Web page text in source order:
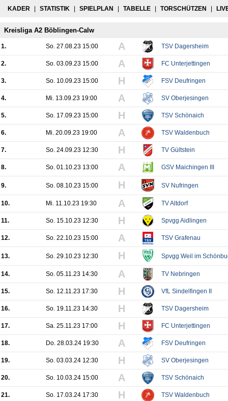
KADER STATISTIK SPIELPLAN TABELLE TORSCHÜTZEN
Kreisliga A2 Böblingen-Calw
1. So. 27.08.23 15:00 A TSV Dagersheim
2. So. 03.09.23 15:00 A FC Unterjettingen
3. So. 10.09.23 15:00 H FSV Deufringen
4. Mi. 13.09.23 19:00 A SV Oberjesingen
5. So. 17.09.23 15:00 H TSV Schönaich
6. Mi. 20.09.23 19:00 A TSV Waldenbuch
7. So. 24.09.23 12:30 H TV Gültstein
8. So. 01.10.23 13:00 A GSV Maichingen III
9. So. 08.10.23 15:00 H SV Nufringen
10. Mi. 11.10.23 19:30 A TV Altdorf
11. So. 15.10.23 12:30 H Spvgg Aidlingen
12. So. 22.10.23 15:00 A TSV Grafenau
13. So. 29.10.23 12:30 H Spvgg Weil im
14. So. 05.11.23 14:30 A TV Nebringen
15. So. 12.11.23 17:30 H VfL Sindelfingen II
16. So. 19.11.23 14:30 H TSV Dagersheim
17. Sa. 25.11.23 17:00 H FC Unterjettingen
18. Do. 28.03.24 19:30 A FSV Deufringen
19. So. 03.03.24 12:30 H SV Oberjesingen
20. So. 10.03.24 15:00 A TSV Schönaich
21. So. 17.03.24 17:30 H TSV Waldenbuch